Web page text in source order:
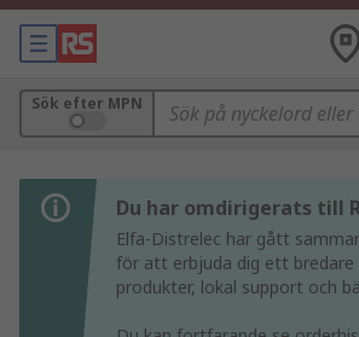
Sök efter MPN
Du har omdirigerats till
Elfa-Distrelec har gått
för att erbjuda dig ett bredare
produkter, lokal support och